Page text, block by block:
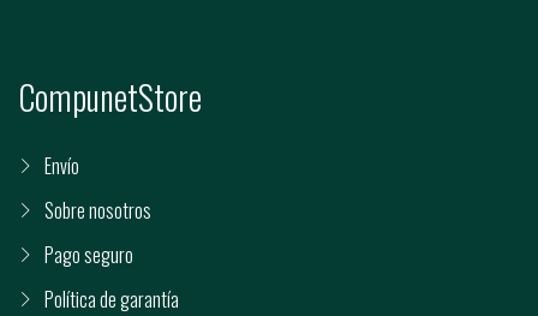
CompunetStore
Envío
Sobre nosotros
Pago seguro
Política de garantía